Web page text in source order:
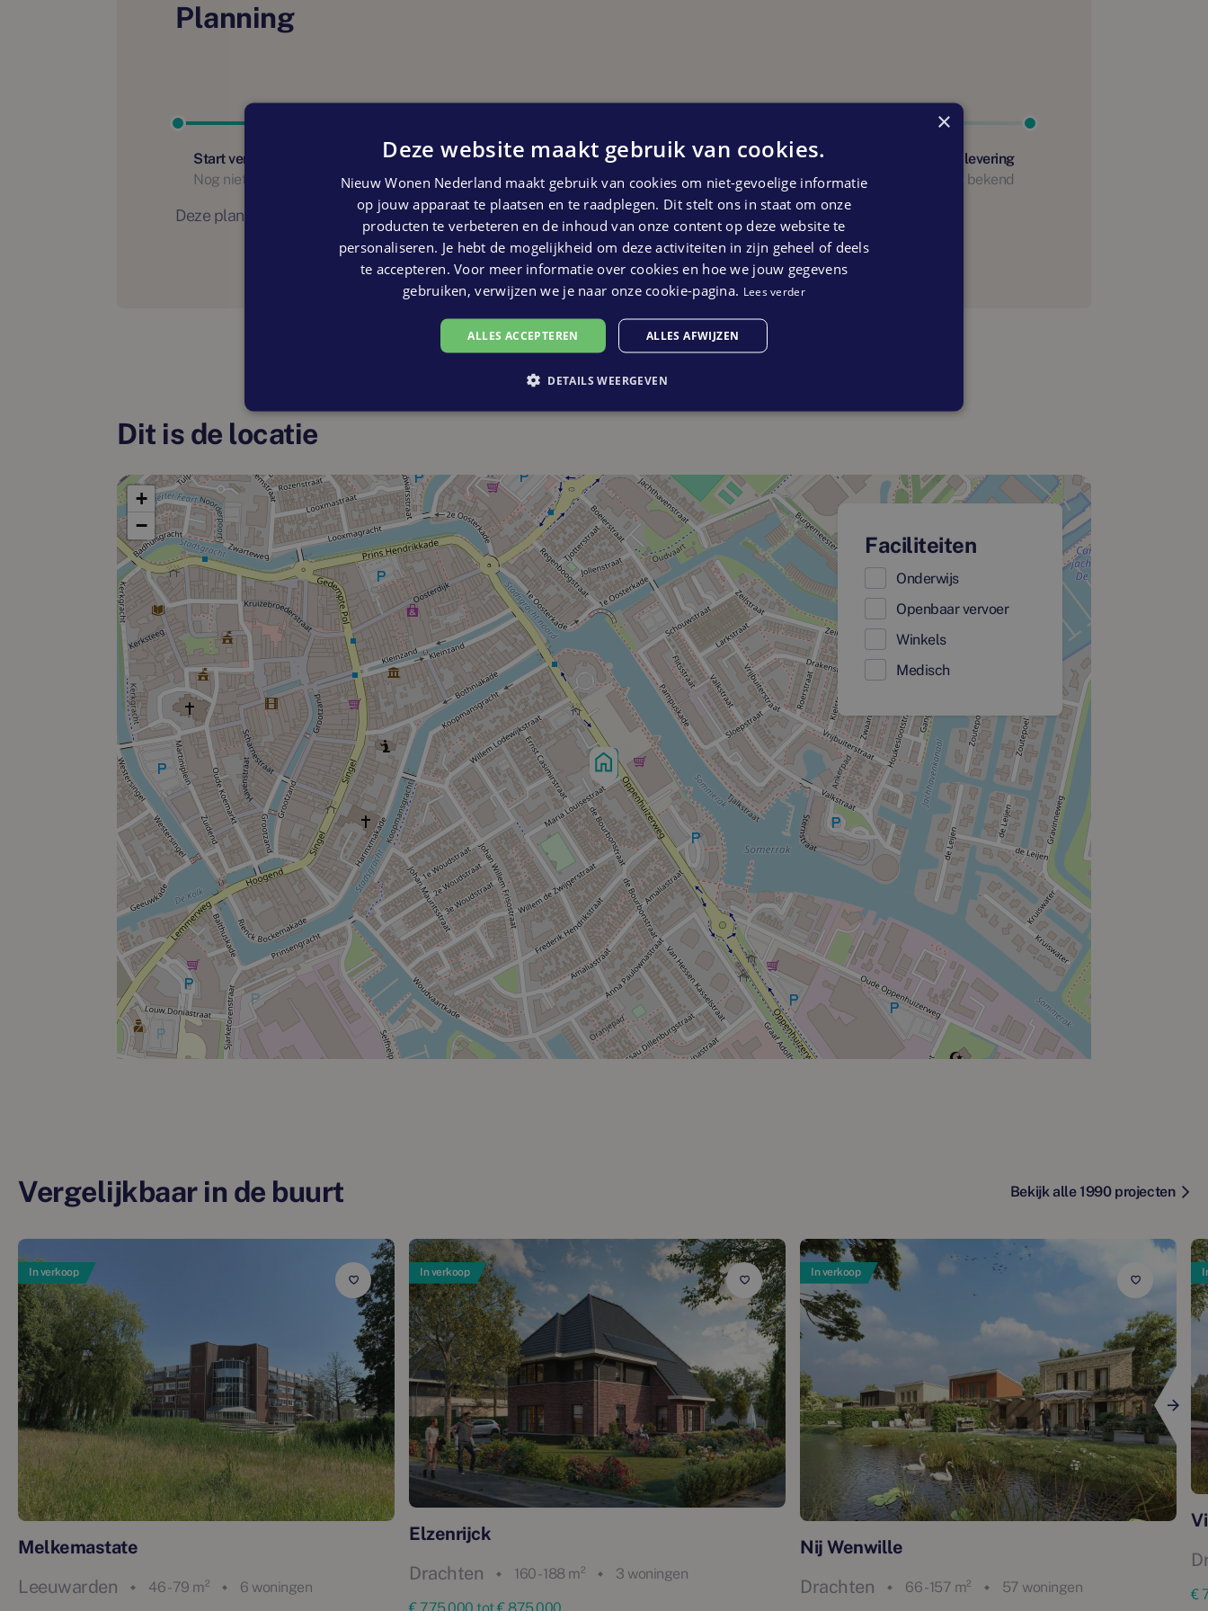
Planning
Start verhuur
Nog niet bekend
Start bouw
Derde kwartaal 2025
Start oplevering
Nog niet bekend
Deze planning is indicatief. Er kunnen geen rechten ontleend worden aan bovenstaande planning
Dit is de locatie
+
−
Faciliteiten
Onderwijs
Openbaar vervoer
Winkels
Medisch
Vergelijkbaar in de buurt Bekijk alle 1990 projecten
In verkoop
Melkemastate
Leeuwarden
46 - 79 m² 6 woningen
In verkoop
Elzenrijck
Drachten
160 - 188 m²
3 woningen
In verkoop
Nij Wenwille
Drachten
66 - 157 m² 57 woningen €
×
Deze website maakt gebruik van cookies.
Nieuw Wonen Nederland maakt gebruik van cookies om niet-gevoelige informatie
op jouw apparaat te plaatsen en te raadplegen. Dit stelt ons in staat om onze
producten te verbeteren en de inhoud van onze content op deze website te
personaliseren. Je hebt de mogelijkheid om deze activiteiten in zijn geheel of deels
te accepteren. Voor meer informatie over cookies en hoe we jouw gegevens
gebruiken, verwijzen we je naar onze cookie-pagina. Lees verder
ALLES ACCEPTEREN ALLES AFWIJZEN
DETAILS WEERGEVEN